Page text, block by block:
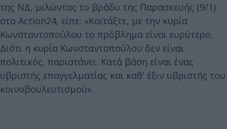
της ΝΔ, μιλώντας το βράδυ της Παρασκευής (9/1)
στο Action24, είπε: «Κοιτάξτε, με την κυρία
Κωνσταντοπούλου το πρόβλημα είναι ευρύτερο.
Διότι η κυρία Κωνσταντοπούλου δεν είναι
πολιτικός, παριστάνει. Κατά βάση είναι ένας
υβριστής επαγγελματίας και καθ' έξιν υβριστής του
κοινοβουλευτισμού».